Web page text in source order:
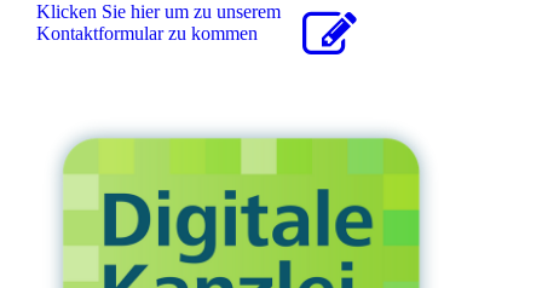
Klicken Sie hier um zu unserem
Kon­takt­for­mu­lar zu kommen